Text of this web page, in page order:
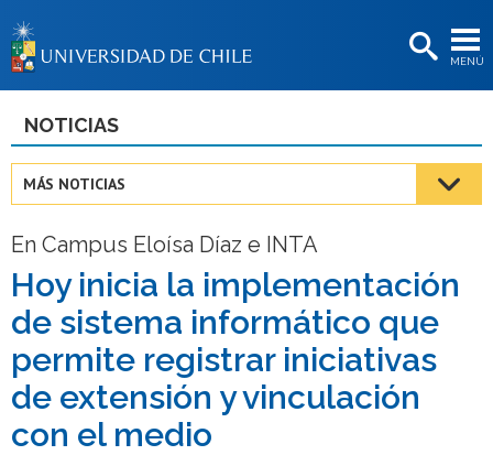
MENÚ
BIBLIOTECAS
Estudiantes
Académicas/os
Funcionarias/os
Egresadas/os
NOTICIAS
MÁS NOTICIAS
En Campus Eloísa Díaz e INTA
Hoy inicia la implementación
de sistema informático que
permite registrar iniciativas
de extensión y vinculación
con el medio